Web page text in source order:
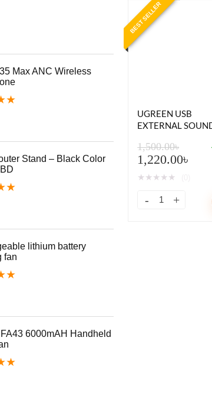
Max ANC Wireless
★
Stand – Black Color
★
lithium battery
fan
★
6000mAH Handheld
★
BEST SELLER
UGREEN USB
EXTERNAL
INTERFACE WITH
VOLUME
MUTE BUTTON
1,500.00৳
1,220.00৳
★ ★ ★ ★ ★